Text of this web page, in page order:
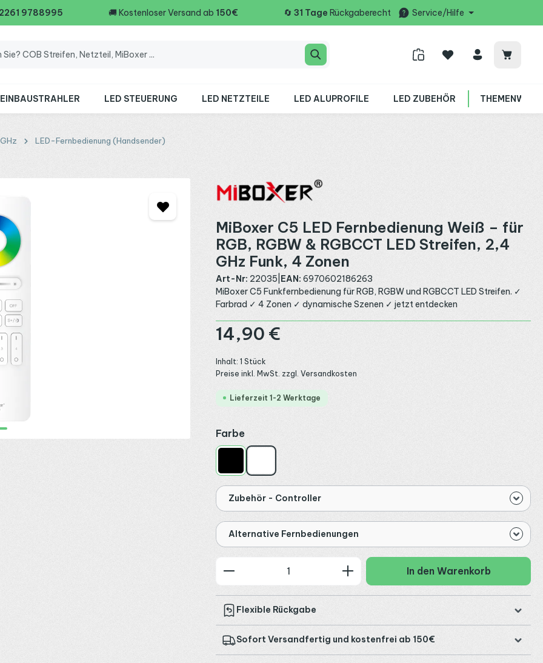
9788995 🚚 Kostenloser Versand ab 150€ 🔄 31 Tage Rückgaberecht Service/Hilfe
LED STEUERUNG LED NETZTEILE LED ALUPROFILE LED ZUBEHÖR
LED-Fernbedienung (Handsender)
MiBoxer C5 LED Fernbedienung Weiß – für
RGB, RGBW & RGBCCT LED Streifen, 2,4
GHz Funk, 4 Zonen
Art-Nr: 22035 EAN: 6970602186263
MiBoxer C5 Funkfernbedienung für RGB, RGBW und RGBCCT LED Streifen. ✓
Farbrad ✓ 4 Zonen ✓ dynamische Szenen ✓ jetzt entdecken
Regulärer Preis:
14,90 €
Inhalt: 1 Stück
Preise inkl. MwSt. zzgl. Versandkosten
Lieferzeit 1-2 Werktage
Farbeauswählen
Zubehör - Controller
Alternative Fernbedienungen
Produkt Anzahl: Gib den gewünschten Wert
In den Warenkorb
Flexible Rückgabe
Sofort Versandfertig und kostenfrei ab 150€